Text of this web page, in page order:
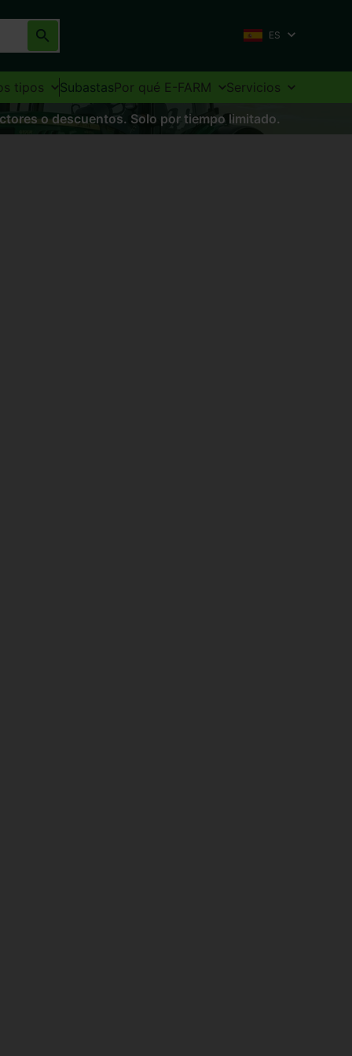
ES
tipos SubastasPor qué E-FARM
Servicios
o descuentos. Solo por tiempo limitado.